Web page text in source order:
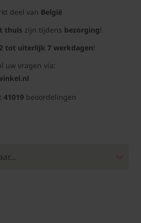
deel van België
thuis zijn tijdens bezorging!
2 tot uiterlijk 7 werkdagen!
uw vragen via:
41019 beoordelingen